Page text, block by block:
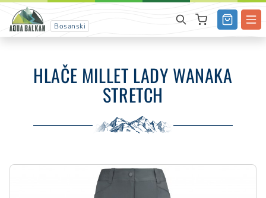
Bosanski
HLAČE MILLET LADY WANAKA
STRETCH